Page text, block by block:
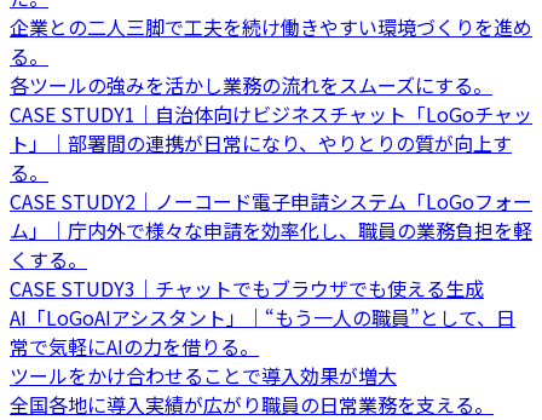
企業との二人三脚で工夫を続け働きやすい環境づくりを進め
る。
各ツールの強みを活かし業務の流れをスムーズにする。
CASE STUDY1｜自治体向けビジネスチャット「LoGoチャッ
ト」｜部署間の連携が日常になり、やりとりの質が向上す
る。
CASE STUDY2｜ノーコード電子申請システム「LoGoフォー
ム」｜庁内外で様々な申請を効率化し、職員の業務負担を軽
くする。
CASE STUDY3｜チャットでもブラウザでも使える生成
AI「LoGoAIアシスタント」｜“もう一人の職員”として、日
常で気軽にAIの力を借りる。
ツールをかけ合わせることで導入効果が増大
全国各地に導入実績が広がり職員の日常業務を支える。